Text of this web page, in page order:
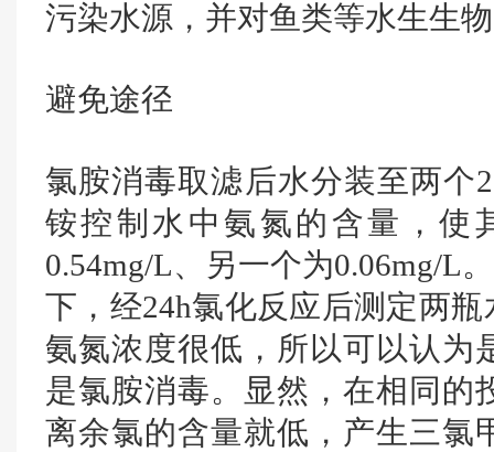
污染水源，并对鱼类等水生生
避免途径
氯胺消毒取滤后水分装至两个
铵控制水中氨氮的含量，使
0.54mg/L、另一个为0.06mg/L
下，经24h氯化反应后测定两
氨氮浓度很低，所以可以认为
是氯胺消毒。显然，在相同的
离余氯的含量就低，产生三氯